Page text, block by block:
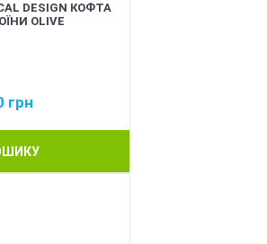
DESIGN КОФТА
OLIVE
грн